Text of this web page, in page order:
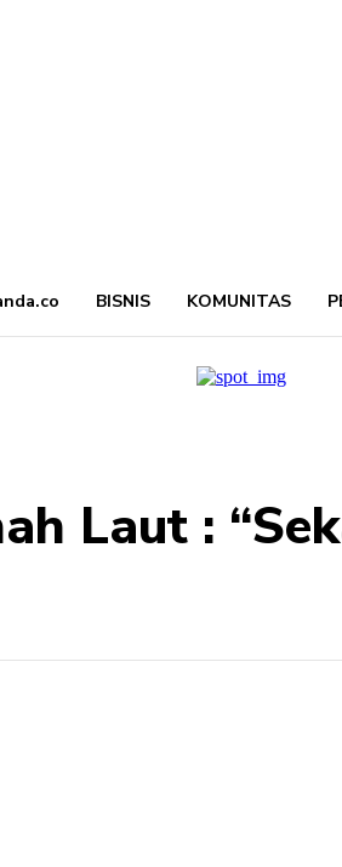
BISNIS KOMUNITAS
Laut :